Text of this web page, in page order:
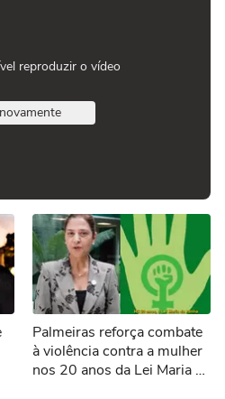
reproduzir o vídeo
Palmeiras reforça combate
à violência contra a mulher
nos 20 anos da Lei Maria da